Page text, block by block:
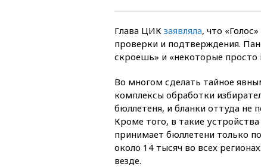
Глава ЦИК заявляла, что
проверки и подтверждения.
скроешь» и «некоторые просто
Во многом сделать тайное
комплексы обработки
бюллетеня, и бланки оттуда не
Кроме того, в такие
принимает бюллетени только
около 14 тысяч во всех
везде.